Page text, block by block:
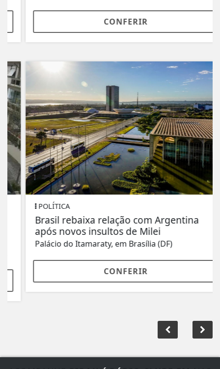
CONFERIR
POLÍTICA
Brasil rebaixa relação com Argentina
após novos insultos de Milei
Palácio do Itamaraty, em Brasília (DF)
CONFERIR